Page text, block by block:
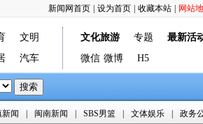
网站
收藏本站
设为首页
新闻网首页
文明
汽车
文化旅游 专题
最新活
微信 微博 H5
新闻 闽南新闻 SBS男篮 文体娱乐 政务